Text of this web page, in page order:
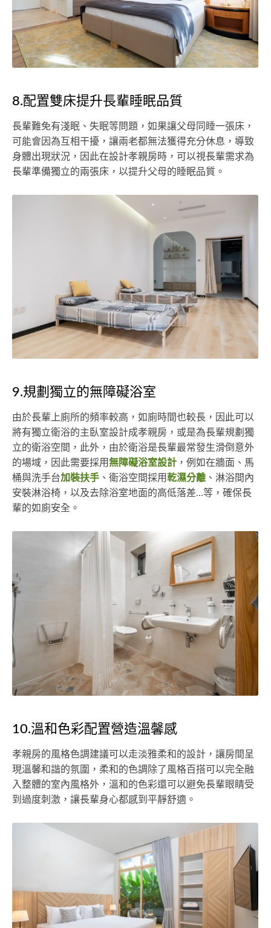
8.配置雙床提升長輩睡眠品質
長輩難免有淺眠、失眠等問題，如果讓父母同睡一張床，
可能會因為互相干擾，讓兩老都無法獲得充分休息，導致
身體出現狀況，因此在設計孝親房時，可以視長輩需求為
長輩準備獨立的兩張床，以提升父母的睡眠品質。
9.規劃獨立的無障礙浴室
由於長輩上廁所的頻率較高，如廁時間也較長，因此可以
將有獨立衛浴的主臥室設計成孝親房，或是為長輩規劃獨
立的衛浴空間，此外，由於衛浴是長輩最常發生滑倒意外
的場域，因此需要採用無障礙浴室設計 ，例如在牆面、馬
桶與洗手台加裝扶手 、衛浴空間採用乾濕分離 、淋浴間內
安裝淋浴椅，以及去除浴室地面的高低落差…等，確保長
輩的如廁安全。
10.溫和色彩配置營造溫馨感
孝親房的風格色調建議可以走淡雅柔和的設計，讓房間呈
現溫馨和諧的氛圍，柔和的色調除了風格百搭可以完全融
入整體的室內風格外，溫和的色彩還可以避免長輩眼睛受
到過度刺激，讓長輩身心都感到平靜舒適。